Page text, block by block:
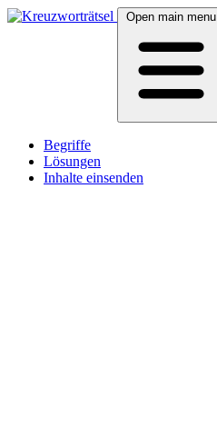
Open main menu
Begriffe
Lösungen
Inhalte einsenden